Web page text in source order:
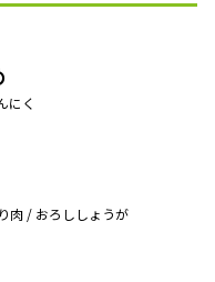
にく
肉 / おろししょうが